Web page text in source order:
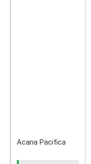
Acana Pacifica